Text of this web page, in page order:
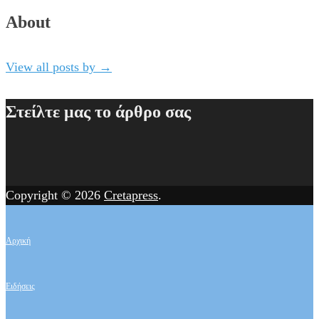
About
View all posts by →
Στείλτε μας το άρθρο σας
Copyright © 2026 Cretapress.
Αρχική
Ειδήσεις